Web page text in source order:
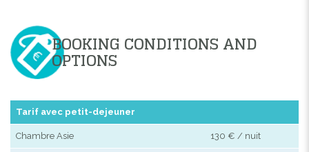
BOOKING CONDITIONS AND
OPTIONS
Tarif avec petit-dejeuner
Chambre Asie 130 € / nuit